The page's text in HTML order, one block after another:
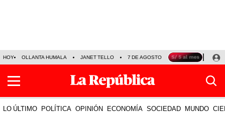
HOY OLLANTA HUMALA JANET TELLO 7 DE AGOSTO TINKA RESULTADOS
LO ÚLTIMO POLÍTICA OPINIÓN ECONOMÍA SOCIEDAD MUNDO